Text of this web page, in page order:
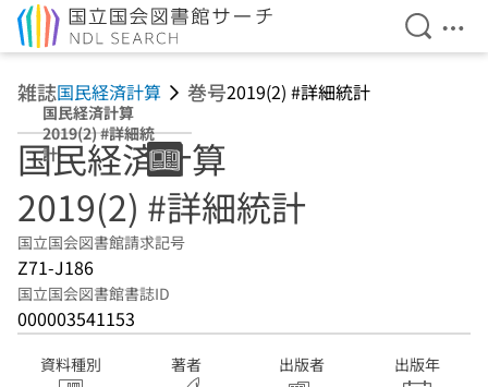
検索を
メ
雑誌国民経済計算 巻号2019(2) #詳細統計
国民経済計算
2019(2) #詳細統
計
国民経済計算
2019(2) #詳細統計
国立国会図書館請求記号
Z71-J186
国立国会図書館書誌ID
000003541153
資料種別 著者 出版者 出版年